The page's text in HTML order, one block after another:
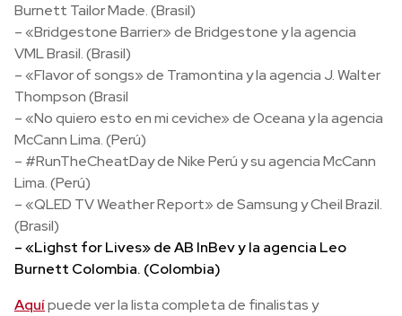
Burnett Tailor Made. (Brasil)
– «Bridgestone Barrier» de Bridgestone y la agencia
VML Brasil. (Brasil)
– «Flavor of songs» de Tramontina y la agencia J. Walter
Thompson (Brasil
– «No quiero esto en mi ceviche» de Oceana y la agencia
McCann Lima. (Perú)
– #RunTheCheatDay de Nike Perú y su agencia McCann
Lima. (Perú)
– «QLED TV Weather Report» de Samsung y Cheil Brazil.
(Brasil)
– «Lighst for Lives» de AB InBev y la agencia Leo
Burnett Colombia. (Colombia)
Aquípuede ver la lista completa de finalistas y